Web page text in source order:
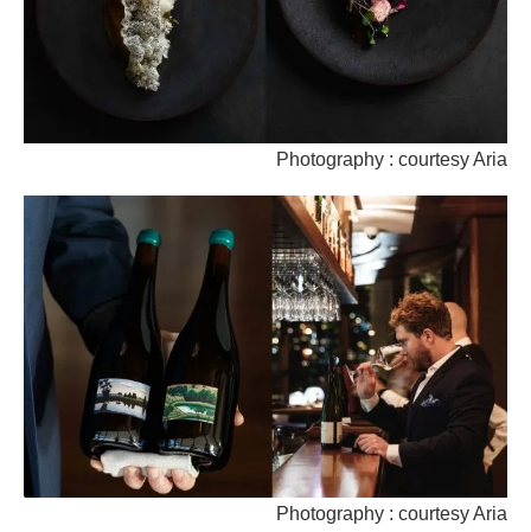
Photography : courtesy Aria
Photography : courtesy Aria